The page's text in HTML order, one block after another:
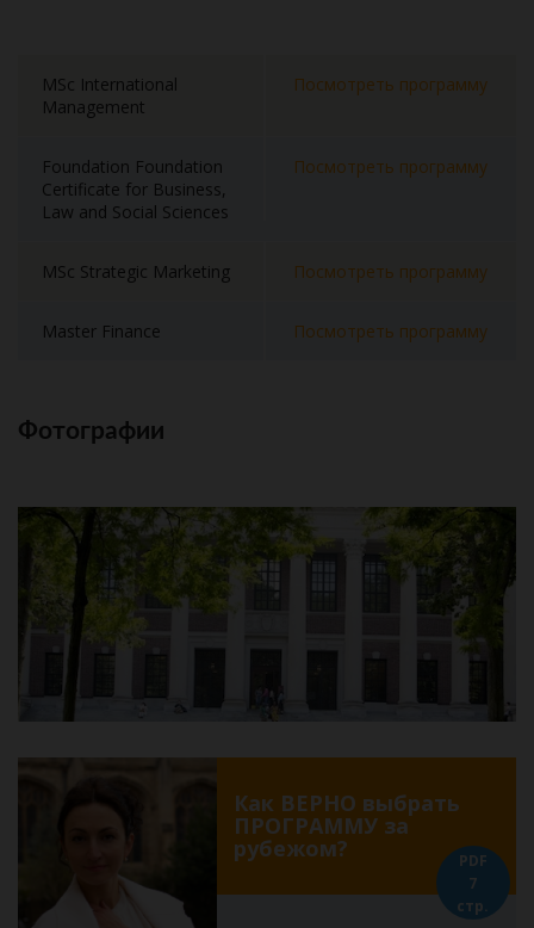
MSc International
Management
Посмотреть программу
Foundation Foundation
Certificate for Business,
Law and Social Sciences
Посмотреть программу
MSc Strategic Marketing Посмотреть программу
Master Finance Посмотреть программу
Фотографии
Как ВЕРНО выбрать
ПРОГРАММУ за
рубежом?
PDF
7
стр.